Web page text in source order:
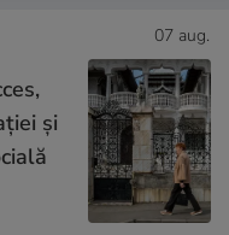
07 aug.
și